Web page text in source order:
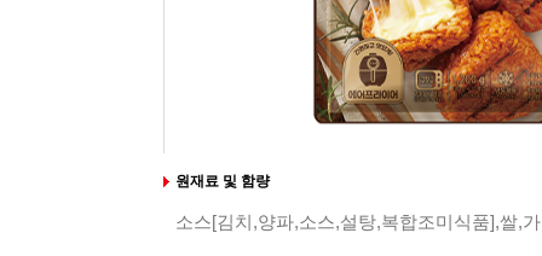
원재료 및 함량
소스[김치,양파,소스,설탕,복합조미식품],쌀,